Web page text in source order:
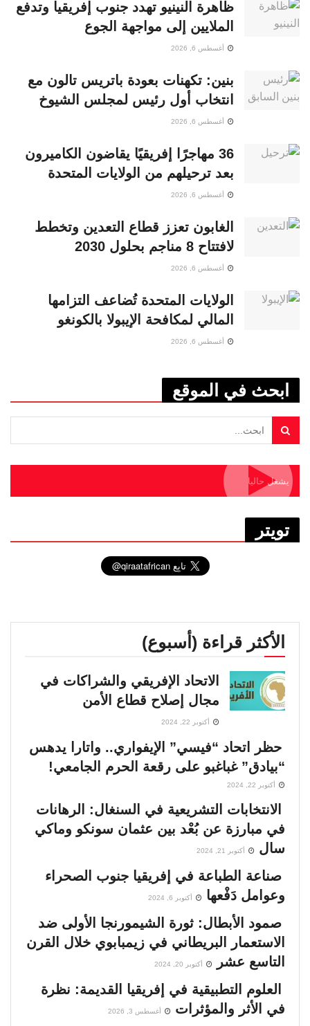
ظاهرة النينيو تهدد جنوب إفريقيا وتدفع
الملايين إلى مواجهة الجوع
أغسطس 6, 2026
بنين: تكهنات بعودة باتريس تالون مع
انتخاب أول رئيس لمجلس الشيوخ
أغسطس 6, 2026
36 مهاجرًا إفريقيًا يقاضون الكاميرون
بعد ترحيلهم من الولايات المتحدة
أغسطس 6, 2026
الغابون تعزز قطاع التعدين وتخطط
لافتتاح 8 مناجم بحلول 2030
أغسطس 6, 2026
الولايات المتحدة تُضاعف التزامها
المالي لمكافحة الإيبولا بالكونغو
أغسطس 6, 2026
ابحث في الموقع
يشغل حاليا
تويتر
الأكثر قراءة (أسبوع)
الاتحاد الإفريقي والشراكات في
مجال إصلاح قطاع الأمن
أكتوبر 22, 2024
حظر اتحاد “فيسي” الإيفواري.. واتارا يدهس
“بيادق” غباغبو على رقعة الحرم الجامعي!
أكتوبر 22, 2024
الانتخابات التشريعية في السنغال: الرهانات
في مبارزة عن بُعْد بين عثمان سونكو وماكي
سال
أكتوبر 21, 2024
صناعة الطباعة في إفريقيا جنوب الصحراء
وعوامل دَفْعها
أكتوبر 6, 2024
صمود الأبطال: ثورة الشيمورنجا الأولى ضد
الاستعمار البريطاني في زيمبابوي خلال القرن
التاسع عشر
أكتوبر 20, 2024
العلوم التطبيقية في إفريقيا القديمة: نظرة
في الأثر والمؤثرات
أغسطس 3, 2026